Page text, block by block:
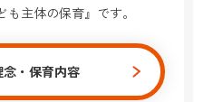
主体の保育』です。
・保育内容